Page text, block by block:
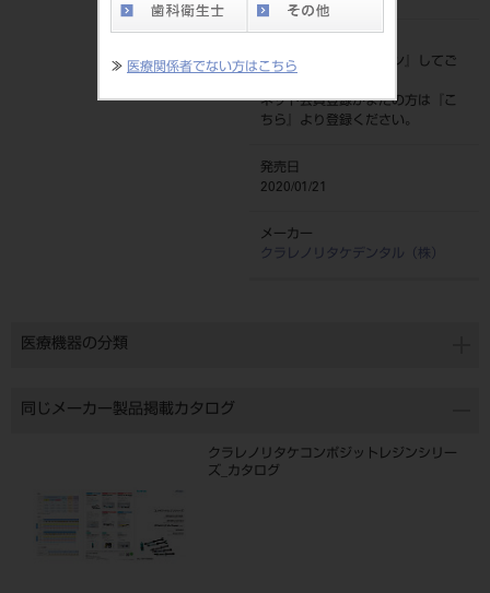
≫ 医療関係者でない方はこちら価格の確認は『
ログイン
』してご
ネット会員登録がまだの方は『
こ
ちら
』より登録ください。
発売日
2020/01/21
メーカー
クラレノリタケデンタル（株）
医療機器の分類
同じメーカー製品掲載カタログ
クラレノリタケコンポジットレジンシリー
ズ_カタログ